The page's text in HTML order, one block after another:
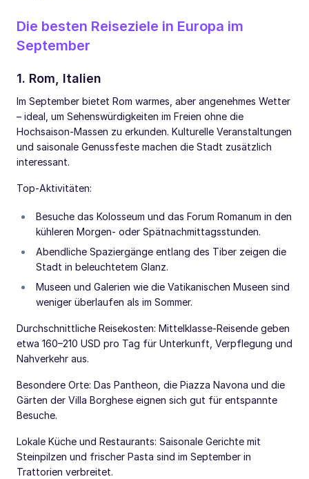
Die besten Reiseziele in Europa im
September
1. Rom, Italien
Im September bietet Rom warmes, aber angenehmes Wetter
– ideal, um Sehenswürdigkeiten im Freien ohne die
Hochsaison-Massen zu erkunden. Kulturelle Veranstaltungen
und saisonale Genussfeste machen die Stadt zusätzlich
interessant.
Top-Aktivitäten:
Besuche das Kolosseum und das Forum Romanum in den
kühleren Morgen- oder Spätnachmittagsstunden.
Abendliche Spaziergänge entlang des Tiber zeigen die
Stadt in beleuchtetem Glanz.
Museen und Galerien wie die Vatikanischen Museen sind
weniger überlaufen als im Sommer.
Durchschnittliche Reisekosten: Mittelklasse-Reisende geben
etwa 160–210 USD pro Tag für Unterkunft, Verpflegung und
Nahverkehr aus.
Besondere Orte: Das Pantheon, die Piazza Navona und die
Gärten der Villa Borghese eignen sich gut für entspannte
Besuche.
Lokale Küche und Restaurants: Saisonale Gerichte mit
Steinpilzen und frischer Pasta sind im September in
Trattorien verbreitet.